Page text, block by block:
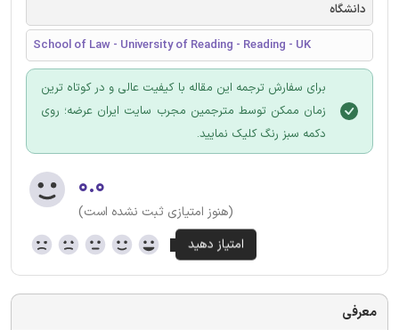
دانشگاه
School of Law - University of Reading - Reading - UK
برای سفارش ترجمه این مقاله با کیفیت عالی و در کوتاه ترین
زمان ممکن توسط مترجمین مجرب سایت ایران عرضه؛ روی
دکمه سبز رنگ کلیک نمایید.
۰.۰
(هنوز امتیازی ثبت نشده است)
معرفی